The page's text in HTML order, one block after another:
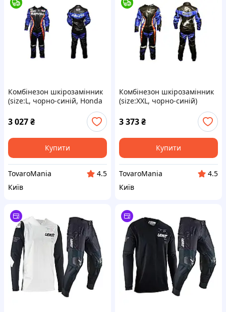
Комбінезон шкірозамінник
(size:L, чорно-синій, Honda
3 027₴
Купити
TovaroMania
4.5
Київ
Комбінезон шкірозамінник
(size:XXL, чорно-синій)
3 373₴
Купити
TovaroMania
4.5
Київ